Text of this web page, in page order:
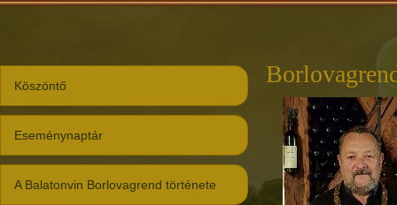
Köszöntő
Eseménynaptár
A Balatonvin Borlovagrend története